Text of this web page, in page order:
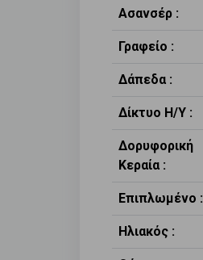
Ασανσέρ :
Γραφείο :
Δάπεδα :
Δίκτυο Η/Υ :
Δορυφορική
Κεραία :
Επιπλωμένο :
Ηλιακός :